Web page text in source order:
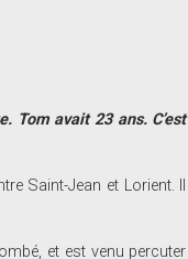
Tom avait 23 ans. C’est
Saint-Jean et Lorient. Il
et est venu percuter